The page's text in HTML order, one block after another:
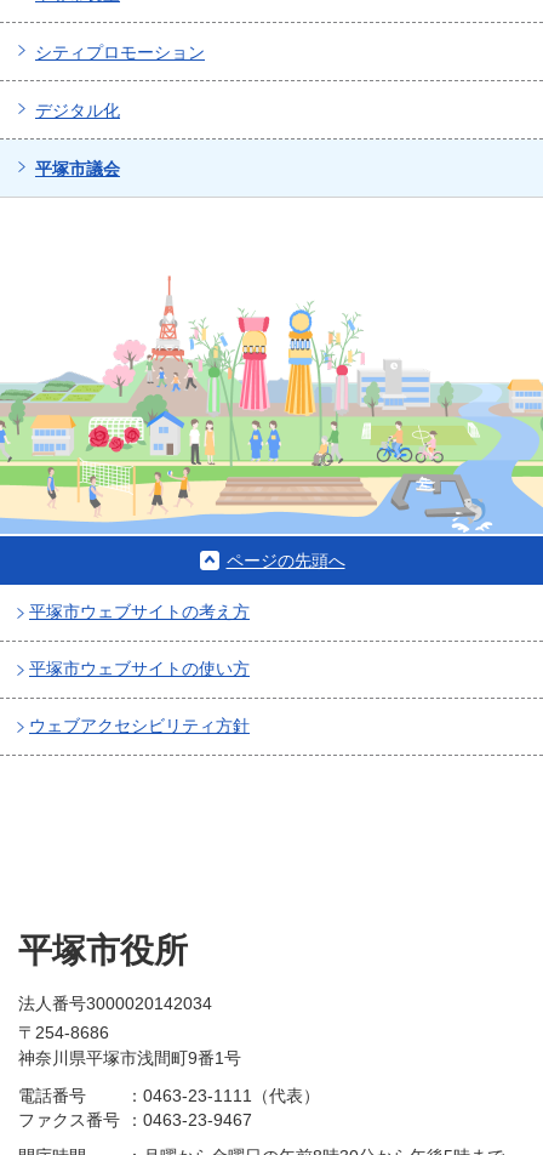
シティプロモーション
デジタル化
平塚市議会
ページの先頭へ
平塚市ウェブサイトの考え方
平塚市ウェブサイトの使い方
ウェブアクセシビリティ方針
平塚市役所
法人番号3000020142034
〒254-8686
神奈川県平塚市浅間町9番1号
電話番号
：0463-23-1111（代表）
ファクス番号
：0463-23-9467